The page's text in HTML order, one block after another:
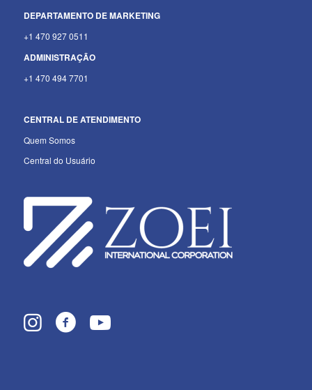
DEPARTAMENTO DE MARKETING
+1 470 927 0511
ADMINISTRAÇÃO
+1 470 494 7701
CENTRAL DE ATENDIMENTO
Quem Somos
Central do Usuário